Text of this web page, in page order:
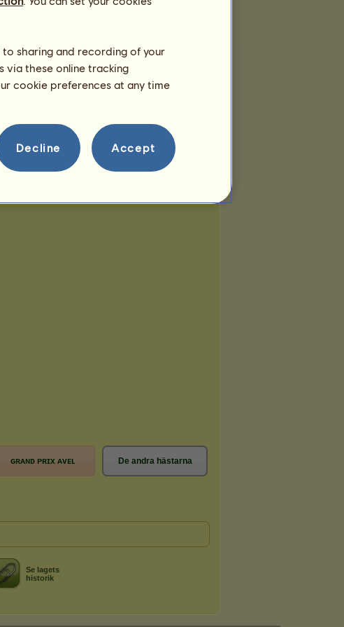
ɢʀᴀɴᴅ ᴘʀɪx ᴀᴠᴇʟ De andra hästarna
Se lagets
historik
sharing and recording of your
via these online tracking
cookie preferences at any time
Decline Accept